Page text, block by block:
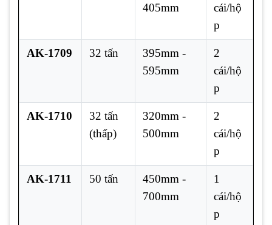
405mm
cái/hộ
p
AK-1709 32 tấn
395mm -
595mm
2
cái/hộ
p
AK-1710
32 tấn
(thấp)
320mm -
500mm
2
cái/hộ
p
AK-1711 50 tấn
450mm -
700mm
1
cái/hộ
p